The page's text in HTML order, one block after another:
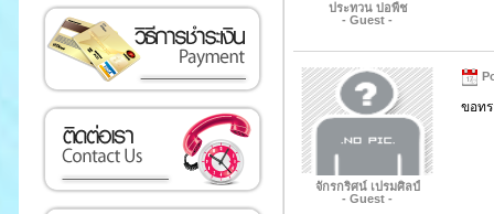
ประทวน บ่อพืช
- Guest -
จักรกริศน์ เปรมศิลป์
- Guest -
ขอท